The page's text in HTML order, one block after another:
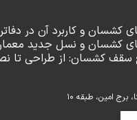
کشسان و کاربرد آن در
کشسان و نسل جدید
سقف کشسان: از طراحی تا
برج امین، طبقه ۱۰